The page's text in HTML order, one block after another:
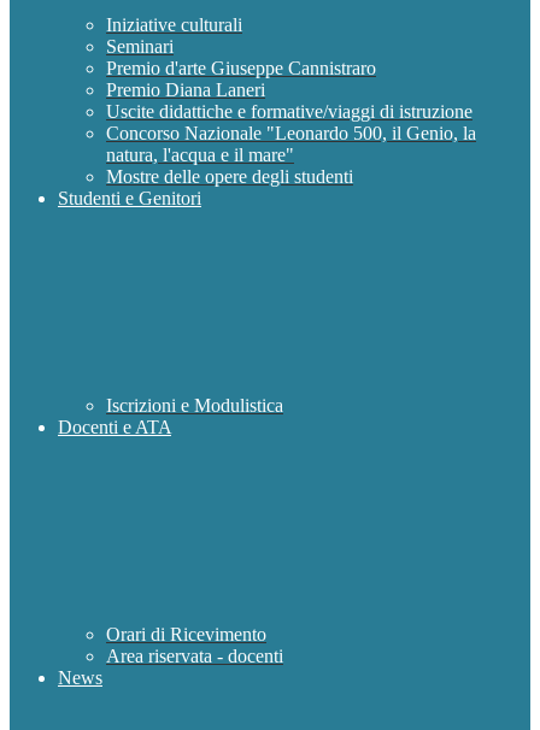
Iniziative culturali
Seminari
Premio d'arte Giuseppe Cannistraro
Premio Diana Laneri
Uscite didattiche e formative/viaggi di istruzione
Concorso Nazionale "Leonardo 500, il Genio, la
natura, l'acqua e il mare"
Mostre delle opere degli studenti
Studenti e Genitori
Iscrizioni e Modulistica
Docenti e ATA
Orari di Ricevimento
Area riservata - docenti
News